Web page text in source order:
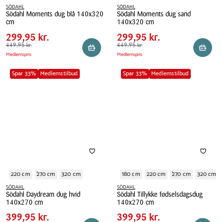
SÖDAHL
Södahl Moments dug blå 140x320
cm
Södahl
Moments
dug
blå
140x320
Pris
tabel
Pris
299,95 kr.
Spar
150,00 kr.
Førpris
299,95 kr.
449,95 kr.
Medlemspris Reservér i butik
SÖDAHL
Södahl Moments dug sand
140x320 cm
Södahl
Moments
dug
sand
140x320
Pris
tabel
Pris
299,95 kr.
Spar
150,00 kr.
Førpris
299,95 kr.
449,95 kr.
Medlemspris
Spar 33% Medlemstilbud
220 cm 270 cm 320 cm
SÖDAHL
Södahl Daydream dug hvid
140x270 cm
Södahl
Pris
tabel
Pris
399,95 kr.
Spar
200,00 kr.
399,95 kr.
Spar 33% Medlemstilbud
180 cm 220 cm 270 cm 320 cm
SÖDAHL
Södahl Tillykke fødselsdagsdug
140x270 cm
Södahl
Pris
tabel
Pris
399,95 kr.
Spar
200,00 kr.
399,95 kr.